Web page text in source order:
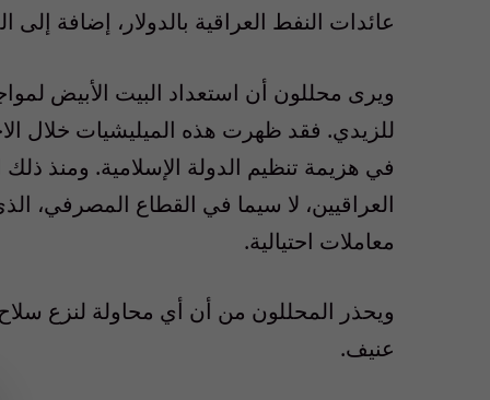
عائدات النفط العراقية بالدولار، إضافة إلى
ويرى محللون أن استعداد البيت الأبيض
للزيدي. فقد ظهرت هذه الميليشيات خلال
في هزيمة تنظيم الدولة الإسلامية. ومنذ
العراقيين، لا سيما في القطاع المصرفي،
معاملات احتيالية.
ويحذر المحللون من أن أي محاولة لنزع
عنيف.